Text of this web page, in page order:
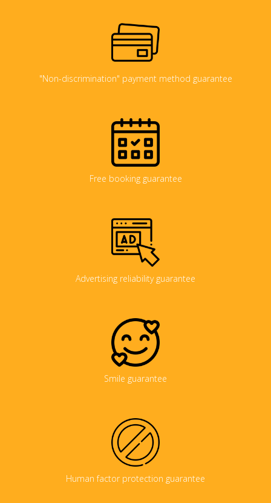
"Non-discrimination" payment method guarantee
Free booking guarantee
Advertising reliability guarantee
Smile guarantee
Human factor protection guarantee